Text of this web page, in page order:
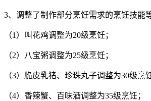
3、调整了制作部分烹饪需求的烹饪技能
（1）叫花鸡调整为20级烹饪；
（2）八宝粥调整为25级烹饪；
（3）脆皮乳猪、珍珠丸子调整为30级烹
（4）香辣蟹、百味酒调整为35级烹饪；